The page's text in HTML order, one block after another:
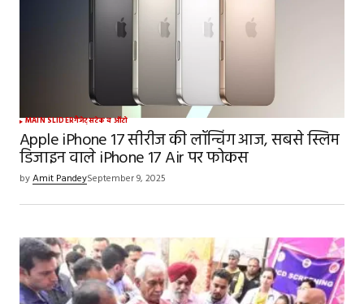
MAIN SLIDERगैजेट्सटेक व ऑटो
Apple iPhone 17 सीरीज की लॉन्चिंग आज, सबसे स्लिम
डिजाइन वाले iPhone 17 Air पर फोकस
byAmit PandeySeptember 9, 2025